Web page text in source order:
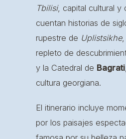
Tbilisi, capital cultural y
cuentan historias de
rupestre de Uplistsikhe,
repleto de
y la Catedral de Bagrati
cultura georgiana.
El itinerario incluye
por los paisajes